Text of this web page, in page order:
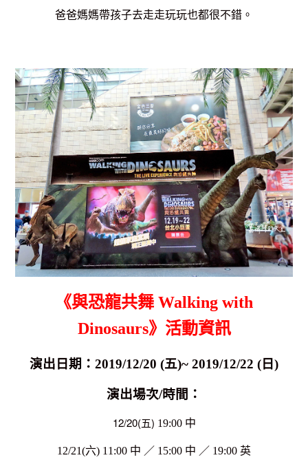
爸爸媽媽帶孩子去走走玩玩也都很不錯。
《與恐龍共舞 Walking with
Dinosaurs》活動資訊
演出日期：2019/12/20 (五)~ 2019/12/22 (日)
演出場次/時間：
12/20(五) 19:00 中
12/21(六) 11:00 中 ／ 15:00 中 ／ 19:00 英